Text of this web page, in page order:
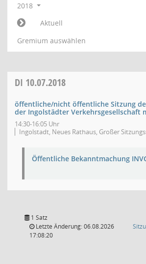
2018
Aktuell
Gremium auswählen
DI 10.07.2018
öffentliche/nicht öffentliche Sitzung
der Ingolstädter Verkehrsgesellschaft
14:30-16:05 Uhr
Ingolstadt, Neues Rathaus, Großer
Öffentliche Bekanntmachung
1 Satz
Letzte Änderung: 06.08.2026
17:08:20